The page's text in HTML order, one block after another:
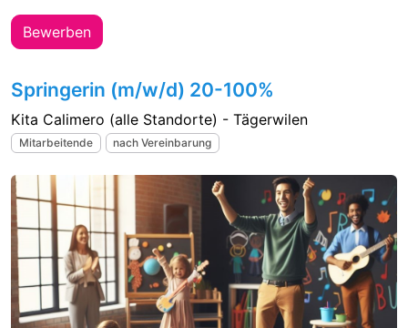
Bewerben
Springerin (m/w/d) 20-100%
Kita Calimero (alle Standorte) - Tägerwilen
Mitarbeitende nach Vereinbarung